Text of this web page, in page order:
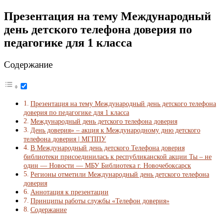
Презентация на тему Международный
день детского телефона доверия по
педагогике для 1 класса
Содержание
Презентация на тему Международный день детского телефона
доверия по педагогике для 1 класса
Международный день детского телефона доверия
День доверия» – акция к Международному дню детского
телефона доверия | МГППУ
В Международный день детского Телефона доверия
библиотеки присоединилась к республиканской акции Ты – не
один — Новости — МБУ Библиотека г. Новочебоксарск
Регионы отметили Международный день детского телефона
доверия
Аннотация к презентации
Принципы работы службы «Телефон доверия»
Содержание